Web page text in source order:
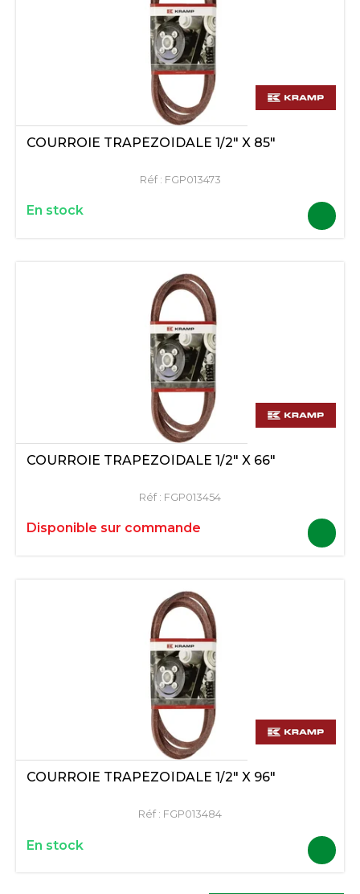
COURROIE TRAPÉZOÏDALE 1/2" X 85"
Réf : FGP013473
En stock
COURROIE TRAPÉZOÏDALE 1/2" X 66"
Réf : FGP013454
Disponible sur commande
COURROIE TRAPÉZOÏDALE 1/2" X 96"
Réf : FGP013484
En stock